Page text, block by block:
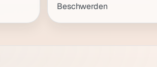
Beschwerden